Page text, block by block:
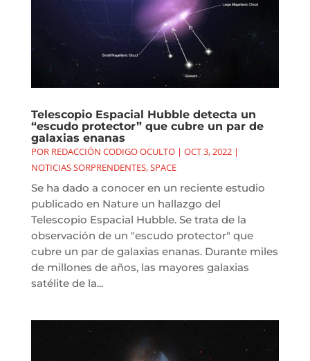
Telescopio Espacial Hubble detecta un
“escudo protector” que cubre un par de
galaxias enanas
POR REDACCIÓN CODIGO OCULTO| OCT 3, 2022|
NOTICIAS SORPRENDENTES,SPACE
Se ha dado a conocer en un reciente estudio
publicado en Nature un hallazgo del
Telescopio Espacial Hubble. Se trata de la
observación de un "escudo protector" que
cubre un par de galaxias enanas. Durante miles
de millones de años, las mayores galaxias
satélite de la...